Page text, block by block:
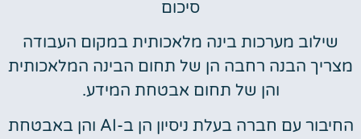
סיכום
שילוב מערכות בינה מלאכותית במקום העבודה
מצריך הבנה רחבה הן של תחום הבינה המלאכותית
והן של תחום אבטחת המידע.
החיבור עם חברה בעלת ניסיון הן ב-AI והן באבטחת